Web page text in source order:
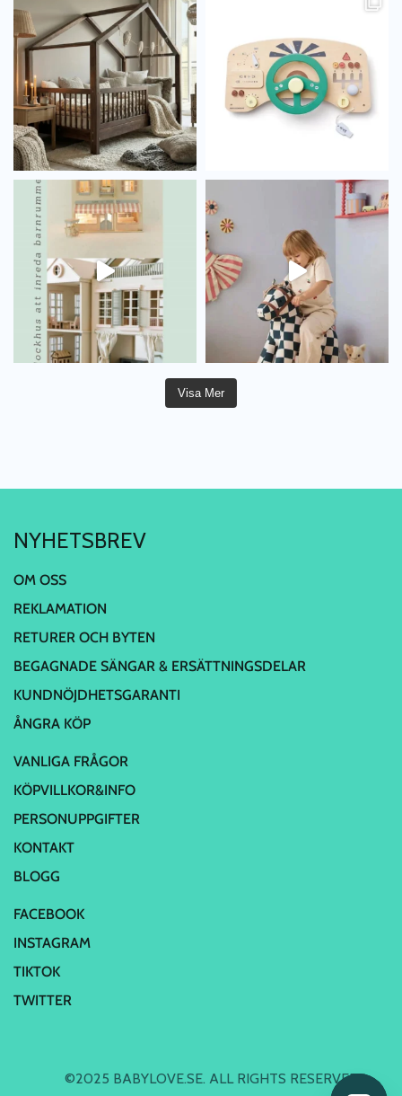
Visa Mer
NYHETSBREV
OM OSS
REKLAMATION
RETURER OCH BYTEN
BEGAGNADE SÄNGAR & ERSÄTTNINGSDELAR
KUNDNÖJDHETSGARANTI
ÅNGRA KÖP
VANLIGA FRÅGOR
KÖPVILLKOR&INFO
PERSONUPPGIFTER
KONTAKT
BLOGG
FACEBOOK
INSTAGRAM
TIKTOK
TWITTER
©2025 BABYLOVE.SE. ALL RIGHTS RESERVED